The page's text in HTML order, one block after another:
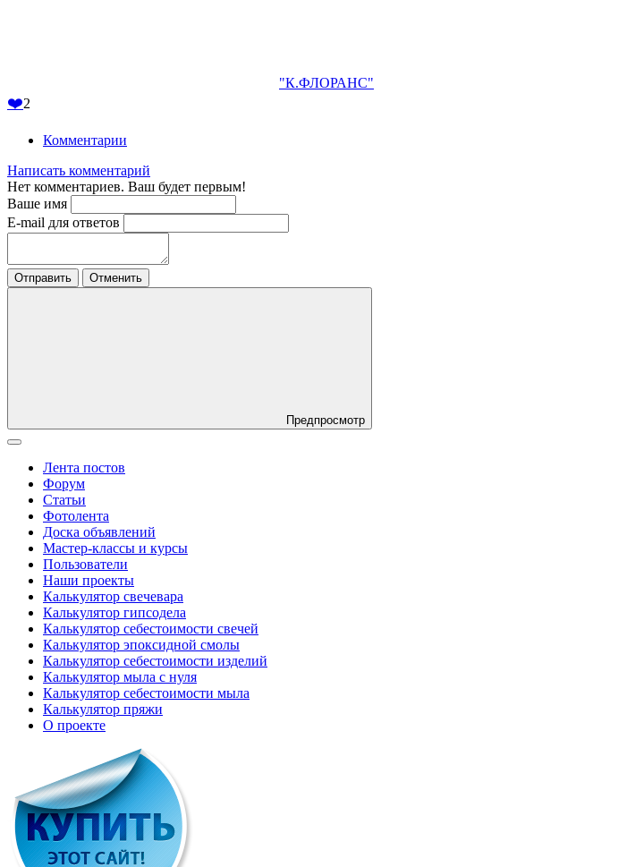
"К.ФЛОРАНС"
❤️2
Комментарии
Написать комментарий
Нет комментариев. Ваш будет первым!
Ваше имя
E-mail для ответов
Отправить Отменить
Предпросмотр
Лента постов
Форум
Статьи
Фотолента
Доска объявлений
Мастер-классы и курсы
Пользователи
Наши проекты
Калькулятор свечевара
Калькулятор гипсодела
Калькулятор себестоимости свечей
Калькулятор эпоксидной смолы
Калькулятор себестоимости изделий
Калькулятор мыла с нуля
Калькулятор себестоимости мыла
Калькулятор пряжи
О проекте